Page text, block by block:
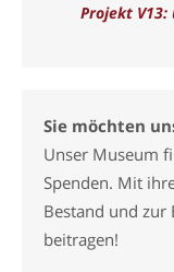
Projekt V13:
Sie möchten
Unser Museum
Spenden. Mit
Bestand und zur
beitragen!